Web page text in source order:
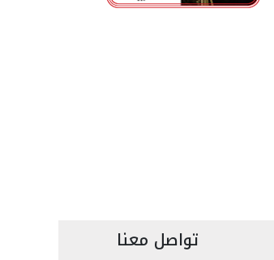
تواصل معنا